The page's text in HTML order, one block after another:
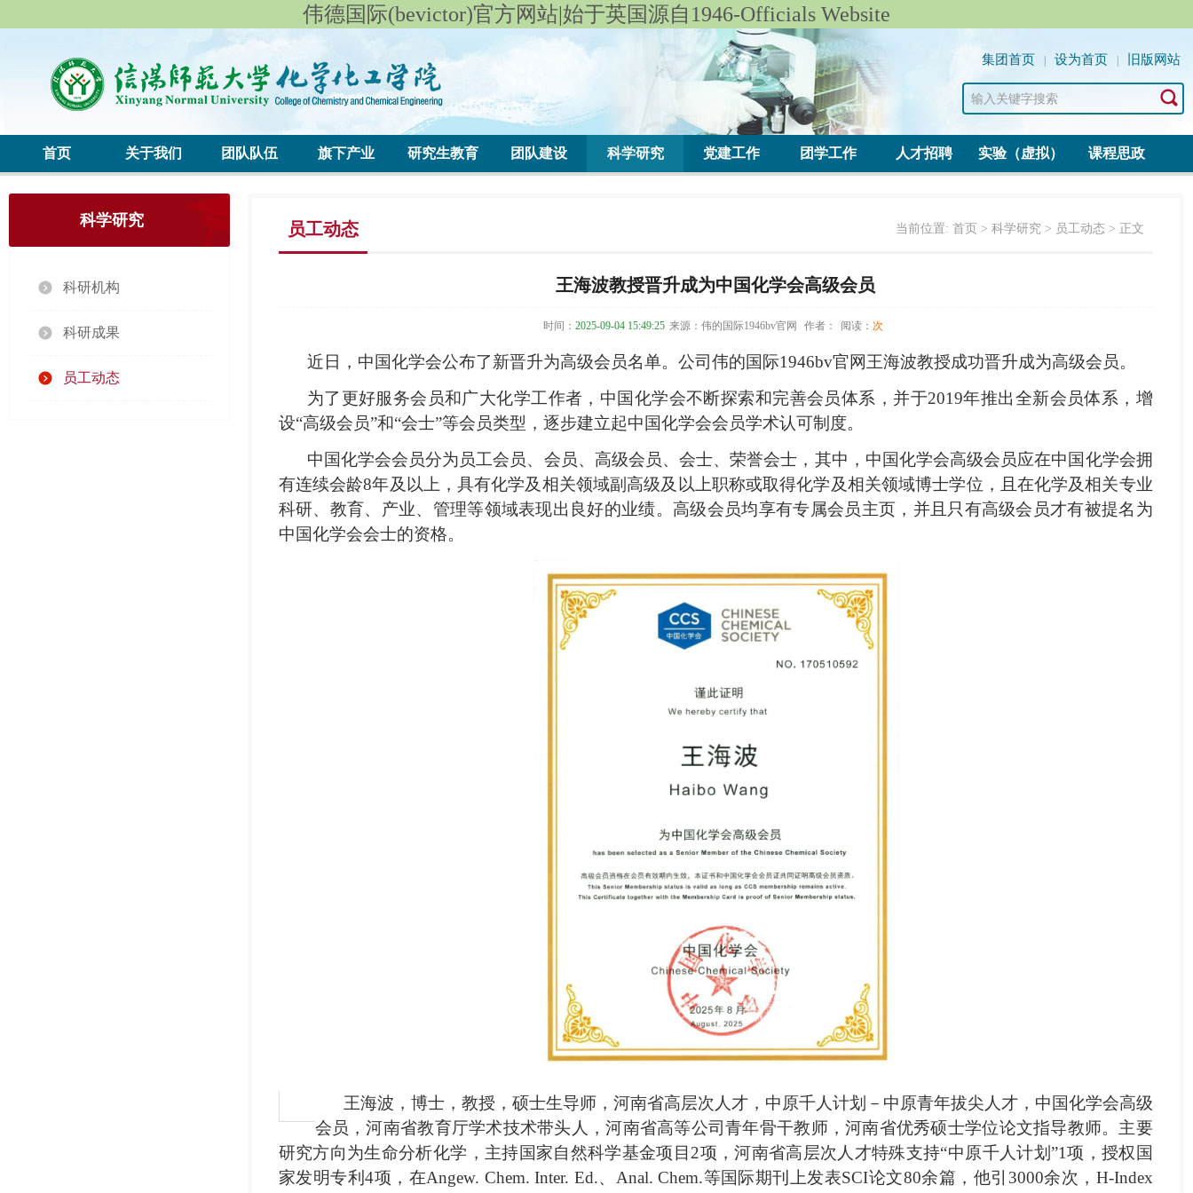
伟德国际(bevictor)官方网站|始于英国源自1946-Officials Website
集团首页 设为首页 旧版网站
首页 关于我们 团队队伍 旗下产业 研究生教育 团队建设 科学研究 党建工作 团学工作 人才招聘 实验（虚拟） 课程思政
科学研究
科研机构
科研成果
员工动态
员工动态 当前位置: 首页 > 科学研究> 员工动态> 正文
王海波教授晋升成为中国化学会高级会员
时间：2025-09-04 15:49:25 来源：伟的国际1946bv官网 作者： 阅读： 次
近日，中国化学会公布了新晋升为高级会员名单。公司伟的国际1946bv官网王海波教授成功晋升成为高级会员。
为了更好服务会员和广大化学工作者，中国化学会不断探索和完善会员体系，并于2019年推出全新会员体系，增
设“高级会员”和“会士”等会员类型，逐步建立起中国化学会会员学术认可制度。
中国化学会会员分为员工会员、会员、高级会员、会士、荣誉会士，其中，中国化学会高级会员应在中国化学会拥
有连续会龄8年及以上，具有化学及相关领域副高级及以上职称或取得化学及相关领域博士学位，且在化学及相关专业
科研、教育、产业、管理等领域表现出良好的业绩。高级会员均享有专属会员主页，并且只有高级会员才有被提名为
中国化学会会士的资格。
王海波，博士， 教授， 硕士生导师，河南省高层次人才，中原千人计划－中原青年拔尖人才，中国化学会高级
会员，河南省教育厅学术技术带头人，河南省高等公司青年骨干教师，河南省优秀硕士学位论文指导教师。主要
研究方向为生命分析化学，主持国家自然科学基金项目2项，河南省高层次人才特殊支持“中原千人计划”1项，授权国
家发明专利4项，在Angew. Chem. Inter. Ed.、 Anal. Chem.等国际期刊上发表SCI论文80余篇，他引 3000余次， H-Index